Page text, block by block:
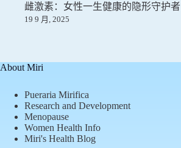
雌激素：女性一生健康的隐形守护者
19 9 月, 2025
About Miri
Pueraria Mirifica
Research and Development
Menopause
Women Health Info
Miri's Health Blog